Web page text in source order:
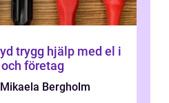
el i
företag
Mikaela Bergholm